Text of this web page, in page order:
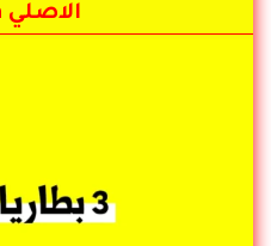
الاصلي jakoum